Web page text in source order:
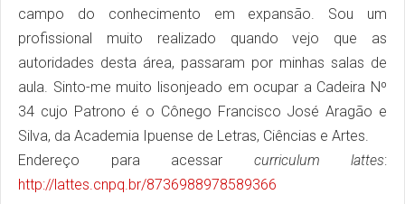
campo do conhecimento em expansão. Sou um
profissional muito realizado quando vejo que as
autoridades desta área, passaram por minhas salas de
aula. Sinto-me muito lisonjeado em ocupar a Cadeira Nº
34 cujo Patrono é o Cônego Francisco José Aragão e
Silva, da Academia Ipuense de Letras, Ciências e Artes.
Endereço para acessar curriculum lattes:
http://lattes.cnpq.br/8736988978589366